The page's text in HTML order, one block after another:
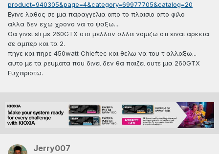
product=940305&page=4&category=69977705&catalog=20
Εγινε λαθος σε μια παραγγελια απο το πλαισιο απο φιλο
αλλα δεν εχω χρονο να το ψαξω....
Θα γινει sli με 260GTX στο μελλον αλλα νομιζω οτι ειναι αρκετα
σε αμπερ και τα 2.
πηγε και πηρε 450watt Chieftec και θελω να του τ αλλαξω...
αυτο με τα ρευματα που δινει δεν θα παιζει ουτε μια 260GTX
Ευχαριστω.
Jerry007